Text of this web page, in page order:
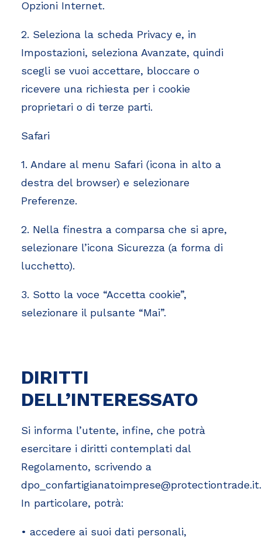
Opzioni Internet.
2. Seleziona la scheda Privacy e, in
Impostazioni, seleziona Avanzate, quindi
scegli se vuoi accettare, bloccare o
ricevere una richiesta per i cookie
proprietari o di terze parti.
Safari
1. Andare al menu Safari (icona in alto a
destra del browser) e selezionare
Preferenze.
2. Nella finestra a comparsa che si apre,
selezionare l’icona Sicurezza (a forma di
lucchetto).
3. Sotto la voce “Accetta cookie”,
selezionare il pulsante “Mai”.
DIRITTI
DELL’INTERESSATO
Si informa l’utente, infine, che potrà
esercitare i diritti contemplati dal
Regolamento, scrivendo a
dpo_confartigianatoimprese@protectiontrade.it.
In particolare, potrà:
• accedere ai suoi dati personali,